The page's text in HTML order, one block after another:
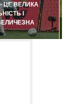
ЦЕ ВЕЛИКА
І